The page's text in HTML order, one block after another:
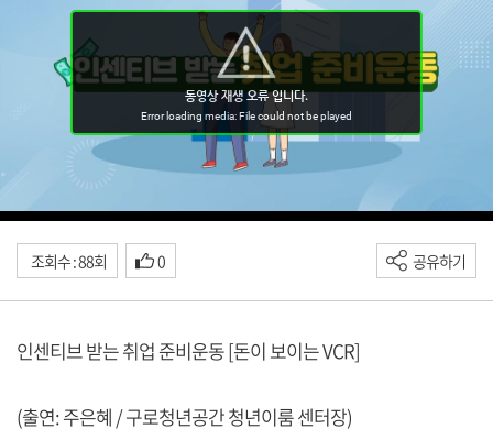
조회수 : 88회 0 공유하기
인센티브 받는 취업 준비운동 [돈이 보이는 VCR]
(출연: 주은혜 / 구로청년공간 청년이룸 센터장)